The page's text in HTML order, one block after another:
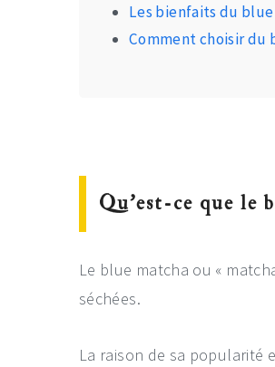
Les bienfaits du
Comment choisir du
Qu’est-ce que le
Le blue matcha ou «
séchées.
La raison de sa popularité